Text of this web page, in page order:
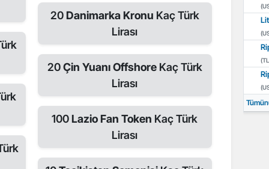
20Danimarka Kronu Kaç Türk
Lirası
20Çin Yuanı OffshoreKaç Türk
Lirası
100Lazio Fan Token Kaç Türk
Lirası